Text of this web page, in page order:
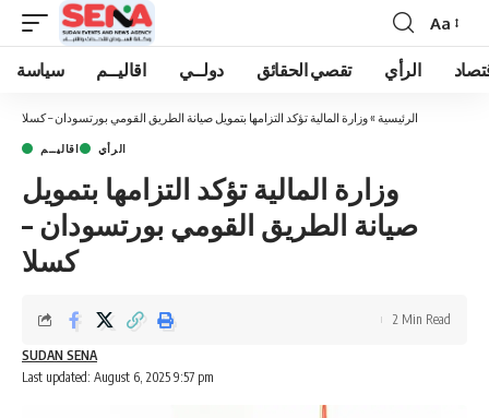
Font
Resizer
Aa
سياسة اقاليــم دولــي تقصي الحقائق الرأي
الرئيسية »وزارة المالية تؤكد التزامها بتمويل صيانة الطريق القومي بورتسودان – كسلا
اقاليــم الرأي
وزارة المالية تؤكد التزامها بتمويل
صيانة الطريق القومي بورتسودان –
كسلا
Last updated: August 6, 2025 9:57 pm
SUDAN SENA
2 Min Read